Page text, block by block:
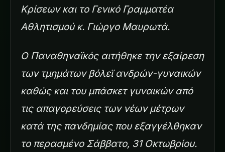
Κρίσεων και το Γενικό Γραμματέα
Αθλητισμού κ. Γιώργο Μαυρωτά.
Ο Παναθηναϊκός αιτήθηκε την εξαίρεση
των τμημάτων βόλεϊ ανδρών-γυναικών
καθώς και του μπάσκετ γυναικών από
τις απαγορεύσεις των νέων μέτρων
κατά της πανδημίας που εξαγγέλθηκαν
το περασμένο Σάββατο, 31 Οκτωβρίου.